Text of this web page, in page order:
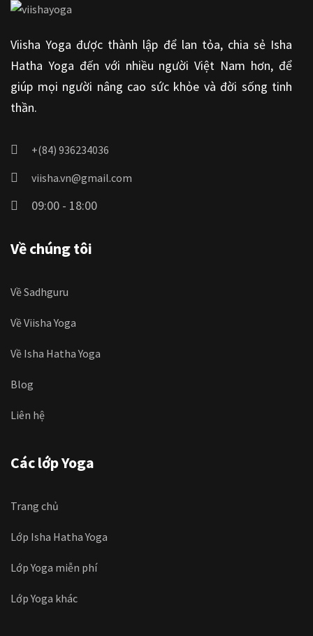
Viisha Yoga được thành lập để lan tỏa, chia sẻ Isha
Hatha Yoga đến với nhiều người Việt Nam hơn, để
giúp mọi người nâng cao sức khỏe và đời sống tinh
thần.
+(84) 936234036
viisha.vn@gmail.com
09:00 - 18:00
Về chúng tôi
Về Sadhguru
Về Viisha Yoga
Về Isha Hatha Yoga
Blog
Liên hệ
Các lớp Yoga
Trang chủ
Lớp Isha Hatha Yoga
Lớp Yoga miễn phí
Lớp Yoga khác